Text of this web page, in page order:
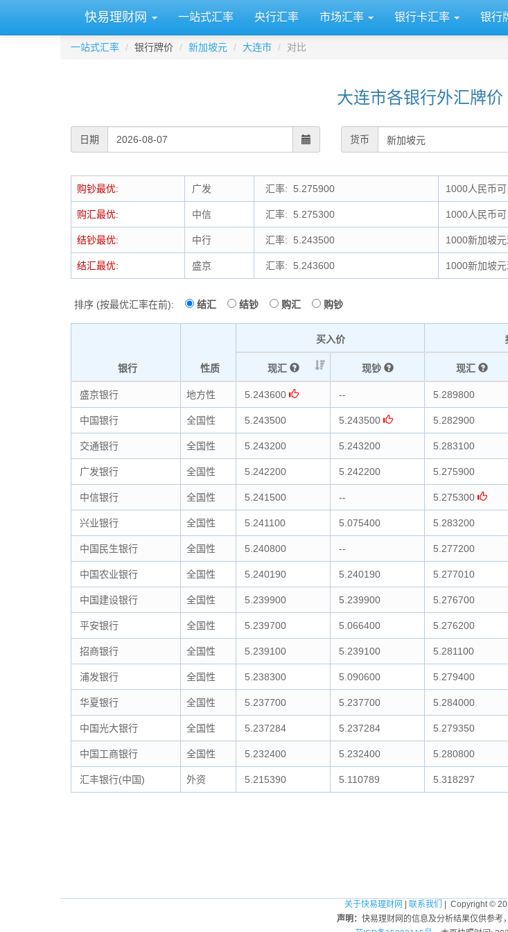
快易理财网 一站式汇率 央行汇率 市场汇率 银行卡汇率 银行
一站式汇率 银行牌价 新加坡元 大连市 对比
大连市各银行外汇牌
日期 货币
购钞最优: 广发 汇率: 5.275900 1000人民币
购汇最优: 中信 汇率: 5.275300 1000人民币
结钞最优: 中行 汇率: 5.243500 1000新加坡
结汇最优: 盛京 汇率: 5.243600 1000新加坡
排序 (按最优汇率在前): 结汇 结钞 购汇 购钞
银行 性质
买入价
现汇 现钞 现汇
盛京银行 地方性 5.243600 -- 5.289800
中国银行 全国性 5.243500 5.243500 5.282900
交通银行 全国性 5.243200 5.243200 5.283100
广发银行 全国性 5.242200 5.242200 5.275900
中信银行 全国性 5.241500 -- 5.275300
兴业银行 全国性 5.241100 5.075400 5.283200
中国民生银行 全国性 5.240800 -- 5.277200
中国农业银行 全国性 5.240190 5.240190 5.277010
中国建设银行 全国性 5.239900 5.239900 5.276700
平安银行 全国性 5.239700 5.066400 5.276200
招商银行 全国性 5.239100 5.239100 5.281100
浦发银行 全国性 5.238300 5.090600 5.279400
华夏银行 全国性 5.237700 5.237700 5.284000
中国光大银行 全国性 5.237284 5.237284 5.279350
中国工商银行 全国性 5.232400 5.232400 5.280800
汇丰银行(中国) 外资 5.215390 5.110789 5.318297
关于快易理财网 联系我们 | Copyright ©
声明： 快易理财网的信息及分析结果仅供参考